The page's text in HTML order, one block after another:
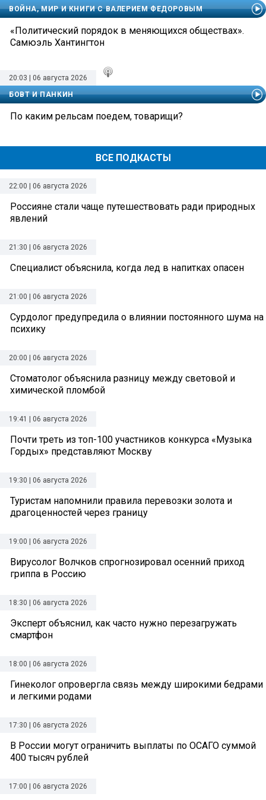
ВСЕ ПОДКАСТЫ
ВОЙНА, МИР И КНИГИ С ВАЛЕРИЕМ ФЕДОРОВЫМ
«Политический порядок в меняющихся обществах».
Самюэль Хантингтон
20:03 | 06 августа 2026
БОВТ И ПАНКИН
По каким рельсам поедем, товарищи?
22:00 | 06 августа 2026
Россияне стали чаще путешествовать ради природных
явлений
21:30 | 06 августа 2026
Специалист объяснила, когда лед в напитках опасен
21:00 | 06 августа 2026
Сурдолог предупредила о влиянии постоянного шума на
психику
20:00 | 06 августа 2026
Стоматолог объяснила разницу между световой и
химической пломбой
19:41 | 06 августа 2026
Почти треть из топ-100 участников конкурса «Музыка
Гордых» представляют Москву
19:30 | 06 августа 2026
Туристам напомнили правила перевозки золота и
драгоценностей через границу
19:00 | 06 августа 2026
Вирусолог Волчков спрогнозировал осенний приход
гриппа в Россию
18:30 | 06 августа 2026
Эксперт объяснил, как часто нужно перезагружать
смартфон
18:00 | 06 августа 2026
Гинеколог опровергла связь между широкими бедрами
и легкими родами
17:30 | 06 августа 2026
В России могут ограничить выплаты по ОСАГО суммой
400 тысяч рублей
17:00 | 06 августа 2026